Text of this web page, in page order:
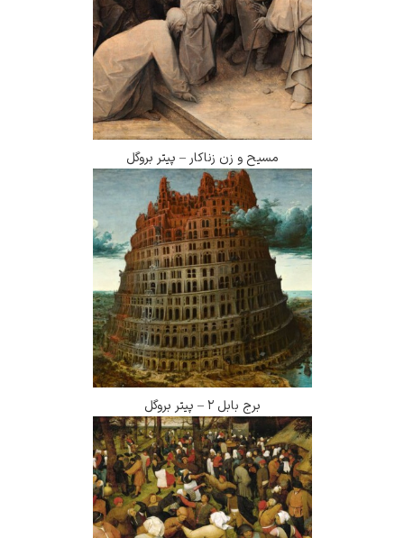
مسیح و زن زناکار – پیتر بروگل